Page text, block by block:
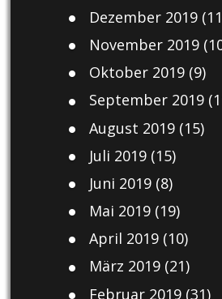
Dezember 2019
November 2019
Oktober 2019(9)
September 2019
August 2019(15)
Juli 2019(15)
Juni 2019(8)
Mai 2019(19)
April 2019(10)
März 2019(21)
Februar 2019(31)